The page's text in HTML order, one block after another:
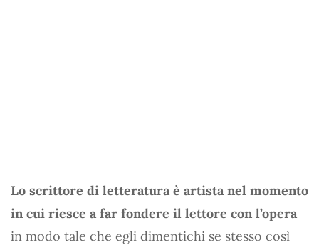
Lo scrittore di letteratura è artista nel momento
in cui riesce a far fondere il lettore con l’opera
in modo tale che egli dimentichi se stesso così